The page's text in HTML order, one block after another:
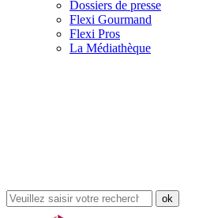
Dossiers de presse
Flexi Gourmand
Flexi Pros
La Médiathèque
Rechercher
dans